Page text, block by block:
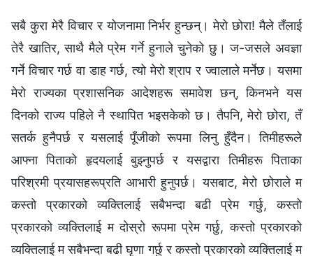
सबै कुरा मेरै विचार र योजनामा निर्भर हुन्छन्। मेरो छोरा! मैले तँलाई
तेरै खातिर, साथै मैले प्रेम गर्ने हुनाले चुनेको छु। ज-जसले अवज्ञा
गर्ने विचार गर्छ वा डाह गर्छ, त्यो मेरो श्राप र ज्वालाले मर्नेछ। यसमा
मेरो राज्यका प्रशासनिक आदेशहरू समावेश छन्, किनभने यस
दिनको राज्य पहिले नै स्थापित भइसकेको छ। तैपनि, मेरो छोरा, तँ
सतर्क हुनैपर्छ र यसलाई पूँजीको रूपमा लिनु हुँदैन। तिमीहरूले
आफ्ना पिताको हृदयलाई बुझ्‍नुपर्छ र यसद्वारा तिमीहरू पिताका
परिश्रमी प्रयासहरूप्रति आभारी हुनुपर्छ। यसबाट, मेरो छोराले म
कस्तो प्रकारको व्यक्तिलाई सबैभन्दा बढी प्रेम गर्छु, कस्तो
प्रकारको व्यक्तिलाई म दोस्रो रूपमा प्रेम गर्छु, कस्तो प्रकारको
व्यक्तिलाई म सबैभन्दा बढी घृणा गर्छु र कस्तो प्रकारको व्यक्तिलाई म